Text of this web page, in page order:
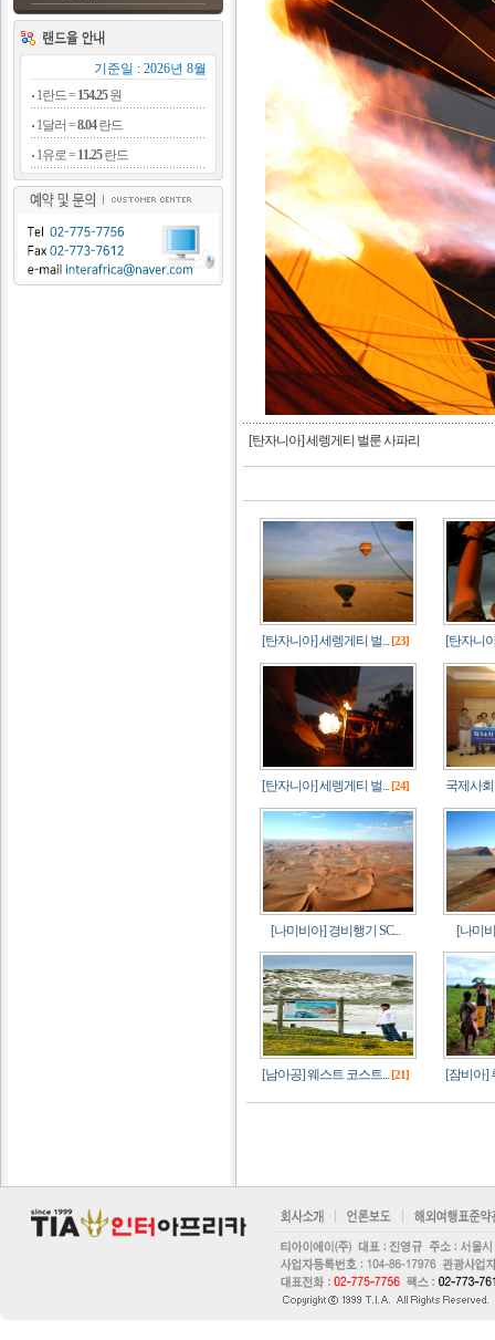
기준일 : 2026년 8월
1란드 = 154.25원
1달러 =8.04란드
1유로 = 11.25란드
[탄자니아] 세렝게티 벌룬 사파리
[탄자니아] 세렝게티 벌... [23] [탄자니
[탄자니아] 세렝게티 벌... [24] 국제사
[나미비아] 경비행기 SC... [나미
[남아공] 웨스트 코스트... [21] [잠비아]